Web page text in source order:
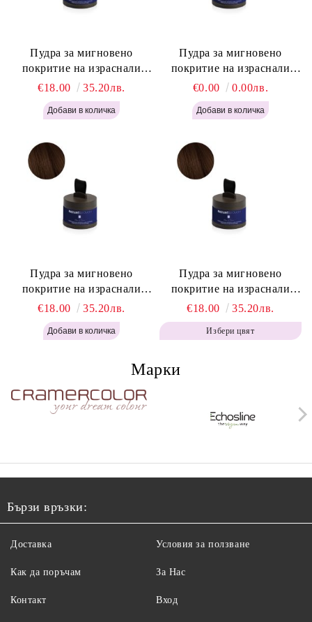
Пудра за мигновено
покритие на израснали
корени Русо - Labor Pro
Instant Retouch Powder -
Blonde H645
€18.00 35.20лв.
Пудра за мигновено
покритие на израснали
корени Светло Кафяво -
Labor Pro Instant Retouch
Powder - Light Brown H644
€0.00 0.00лв.
Пудра за мигновено
покритие на израснали
корени Топло Кафяво -
Labor Pro Instant Retouch
Powder - Warm Brown H643
€18.00 35.20лв.
Пудра за мигновено
покритие на израснали
корени Кафяво - Labor Pro
Instant Retouch Powder -
Brown H642
€18.00 35.20лв.
Избери цвят
Марки
Бързи връзки:
Доставка
Как да поръчам
Контакт
Условия за ползване
За Нас
Вход